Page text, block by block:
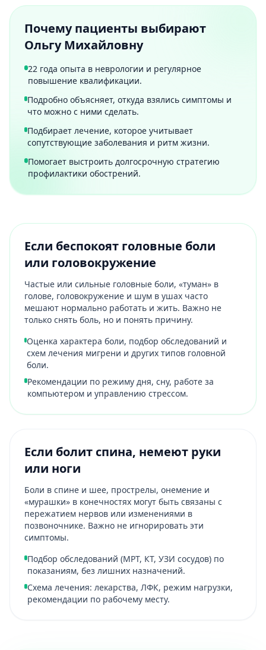
Почему пациенты выбирают
Ольгу Михайловну
22 года опыта в неврологии и регулярное
повышение квалификации.
Подробно объясняет, откуда взялись симптомы и
что можно с ними сделать.
Подбирает лечение, которое учитывает
сопутствующие заболевания и ритм жизни.
Помогает выстроить долгосрочную стратегию
профилактики обострений.
Если беспокоят головные боли
или головокружение
Частые или сильные головные боли, «туман» в
голове, головокружение и шум в ушах часто
мешают нормально работать и жить. Важно не
только снять боль, но и понять причину.
Оценка характера боли, подбор обследований и
схем лечения мигрени и других типов головной
боли.
Рекомендации по режиму дня, сну, работе за
компьютером и управлению стрессом.
Если болит спина, немеют руки
или ноги
Боли в спине и шее, прострелы, онемение и
«мурашки» в конечностях могут быть связаны с
пережатием нервов или изменениями в
позвоночнике. Важно не игнорировать эти
симптомы.
Подбор обследований (МРТ, КТ, УЗИ сосудов) по
показаниям, без лишних назначений.
Схема лечения: лекарства, ЛФК, режим нагрузки,
рекомендации по рабочему месту.